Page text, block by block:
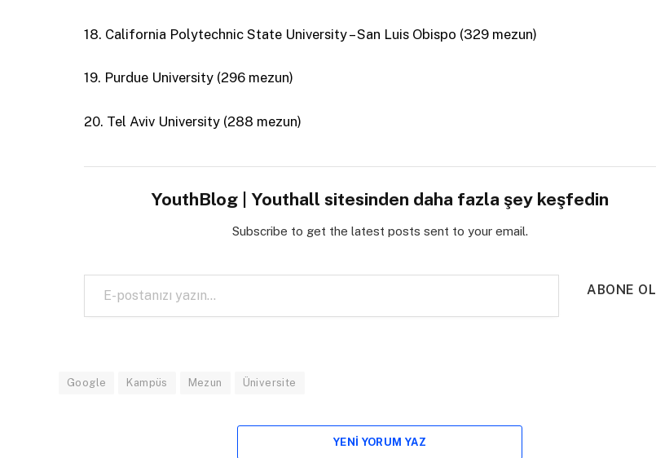
18. California Polytechnic State University – San Luis Obispo (329 mezun)
19. Purdue University (296 mezun)
20. Tel Aviv University (288 mezun)
YouthBlog | Youthall sitesinden daha fazla şey keşfedin
Subscribe to get the latest posts sent to your email.
E-postanızı yazın…
ABONE OL
Google Kampüs Mezun Üniversite
YENI YORUM YAZ